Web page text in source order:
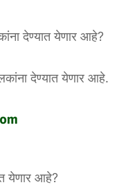
देण्यात येणार आहे?
देण्यात येणार आहे.
येणार आहे?